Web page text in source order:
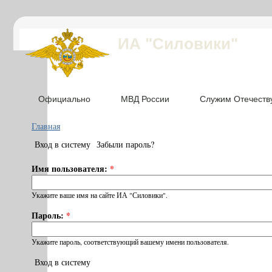
ИА "Силовики"
Официально МВД России Служим
Главная
Вход в систему Забыли пароль?
Имя пользователя: *
Укажите ваше имя на сайте ИА "Силовики".
Пароль: *
Укажите пароль, соответствующий вашему имени пользователя.
Вход в систему